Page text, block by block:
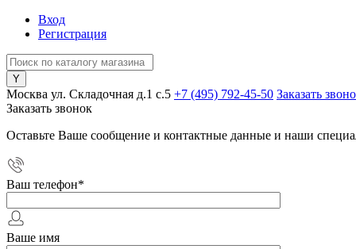
Вход
Регистрация
Москва ул. Складочная д.1 c.5 +7 (495) 792-45-50 Заказать
Заказать звонок
Оставьте Ваше сообщение и контактные данные и наши
Ваш телефон*
Ваше имя